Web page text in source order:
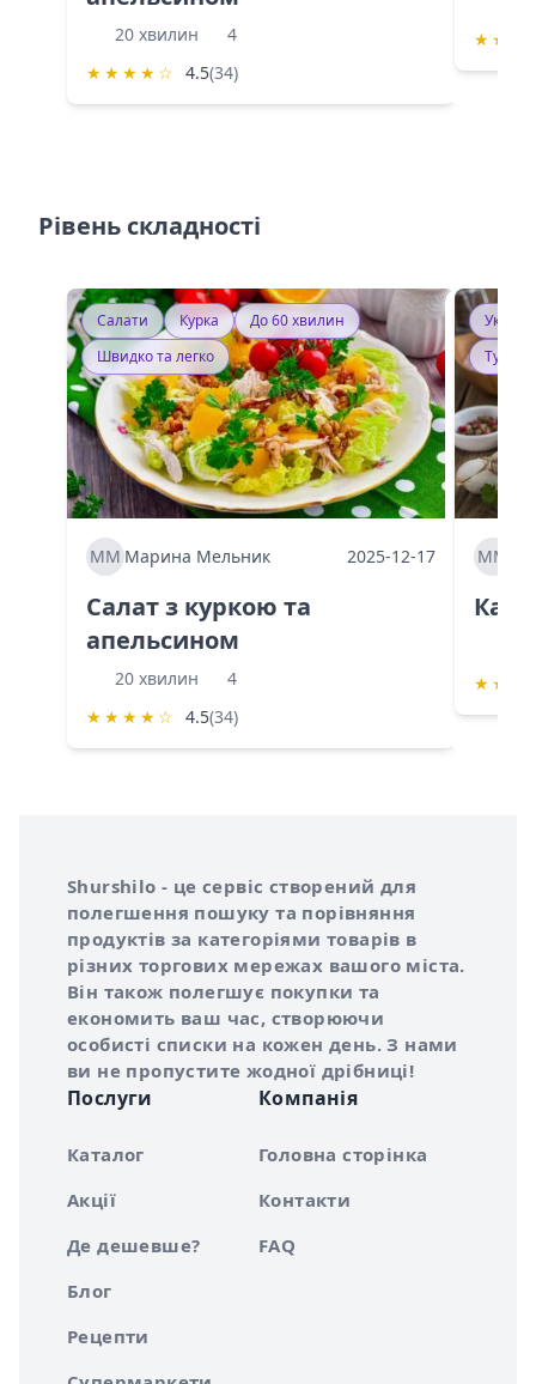
20 хвилин
4
★ ★ ★ ★ ☆ 4.5(34)
★ ★
Рівень складності
Салати Курка
До 60 хвилин
Швидко та легко
ММ Марина Мельник 2025-12-17
Салат з куркою та
апельсином
20 хвилин
4
★ ★ ★ ★ ☆ 4.5(34)
ММ
★ ★
Про сервіс Shurshilo
Shurshilo - це сервіс створений для
полегшення пошуку та порівняння
продуктів за категоріями товарів в
різних торгових мережах вашого міста.
Він також полегшує покупки та
економить ваш час, створюючи
особисті списки на кожен день. З нами
ви не пропустите жодної дрібниці!
Послуги
Каталог
Акції
Де дешевше?
Блог
Рецепти
Компанія
Головна сторінка
Контакти
FAQ